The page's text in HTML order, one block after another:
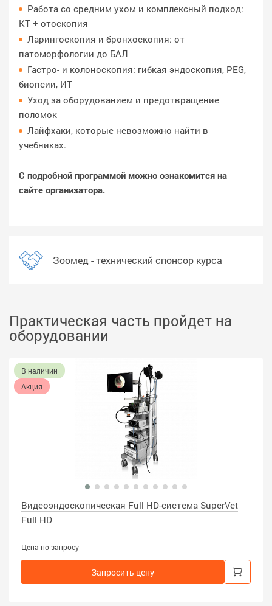
Работа со средним ухом и комплексный подход:
КТ + отоскопия
Ларингоскопия и бронхоскопия: от
патоморфологии до БАЛ
Гастро- и колоноскопия: гибкая эндоскопия, PEG,
биопсии, ИТ
Уход за оборудованием и предотвращение
поломок
Лайфхаки, которые невозможно найти в
учебниках.
С подробной программой можно ознакомится на
сайте организатора.
Зоомед - технический спонсор курса
Практическая часть пройдет на
оборудовании
В наличии
Акция
Видеоэндоскопическая Full HD-система SuperVet
Full HD
Цена по запросу
Запросить цену